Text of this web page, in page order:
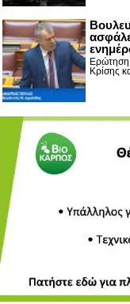
Ερώτηση
Κρίσης